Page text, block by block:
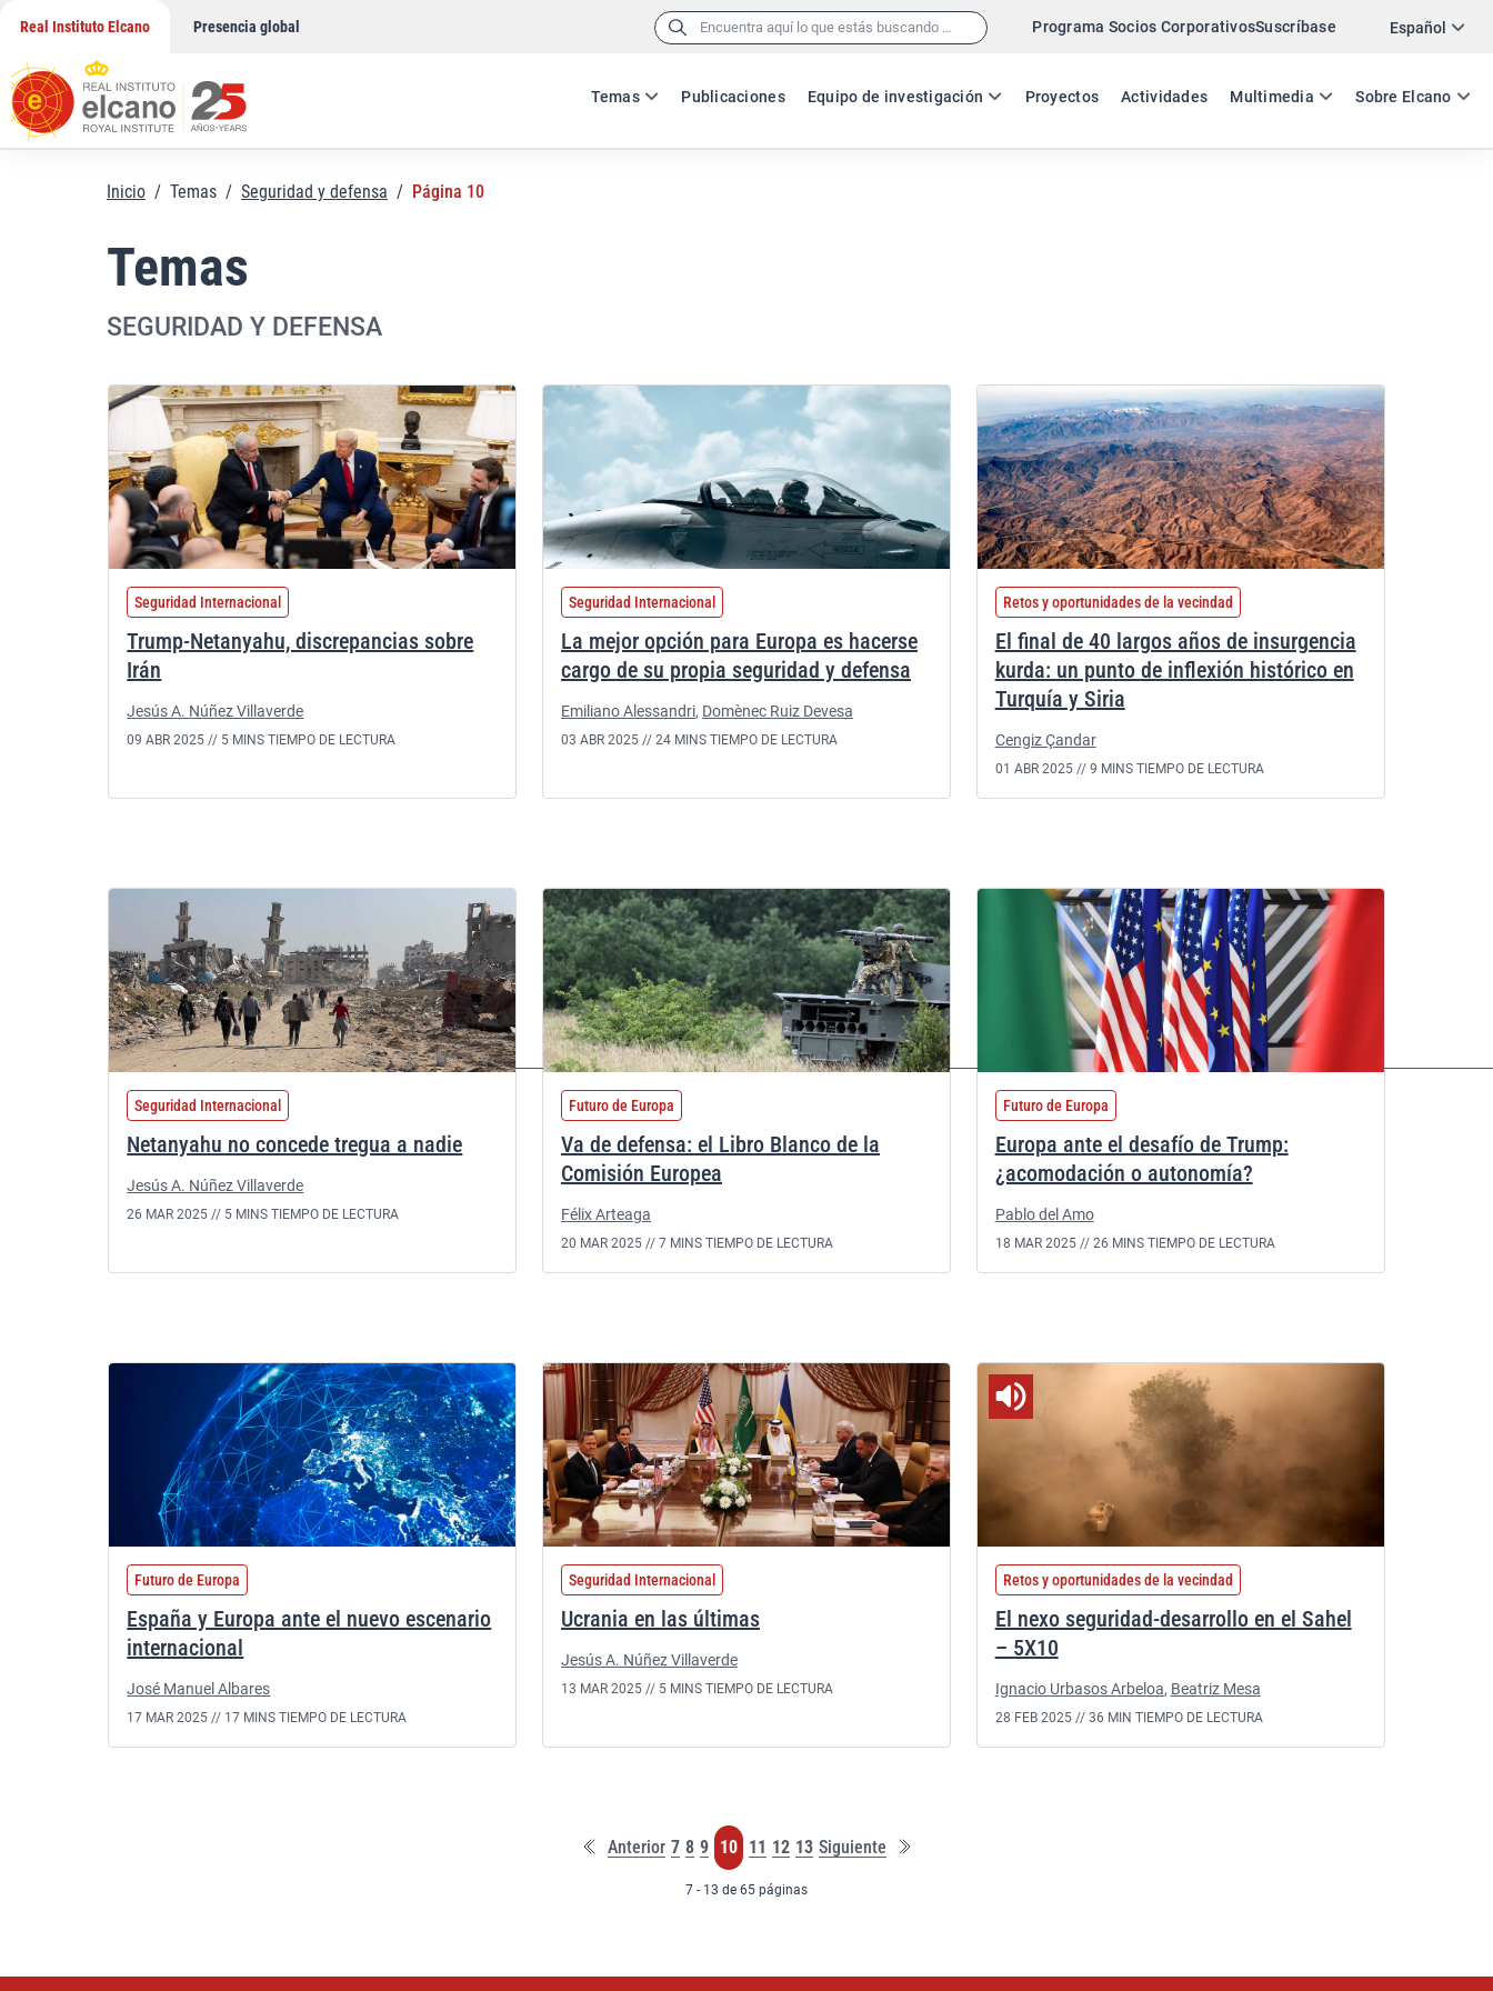
contenido
Real Instituto Elcano Presencia global Buscar: Programa Socios CorporativosSuscríbase Español
ES EN
Temas Publicaciones Equipo de investigación Proyectos Actividades Multimedia Sobre Elcano
Inicio / Temas / Seguridad y defensa / Página 10
Temas
SEGURIDAD Y DEFENSA
Seguridad Internacional
Trump-Netanyahu, discrepancias sobre
Irán
Jesús A. Núñez Villaverde
09 ABR 2025 // 5 MINS TIEMPO DE LECTURA
Seguridad Internacional
La mejor opción para Europa es hacerse
cargo de su propia seguridad y defensa
Emiliano Alessandri, Domènec Ruiz Devesa
03 ABR 2025 // 24 MINS TIEMPO DE LECTURA
Retos y oportunidades de la vecindad
El final de 40 largos años de insurgencia
kurda: un punto de inflexión histórico en
Turquía y Siria
Cengiz Çandar
01 ABR 2025 // 9 MINS TIEMPO DE LECTURA
Seguridad Internacional
Netanyahu no concede tregua a nadie
Jesús A. Núñez Villaverde
26 MAR 2025 // 5 MINS TIEMPO DE LECTURA
Futuro de Europa
Va de defensa: el Libro Blanco de la
Comisión Europea
Félix Arteaga
20 MAR 2025 // 7 MINS TIEMPO DE LECTURA
Futuro de Europa
Europa ante el desafío de Trump:
¿acomodación o autonomía?
Pablo del Amo
18 MAR 2025 // 26 MINS TIEMPO DE LECTURA
Futuro de Europa
España y Europa ante el nuevo escenario
internacional
José Manuel Albares
17 MAR 2025 // 17 MINS TIEMPO DE LECTURA
Seguridad Internacional
Ucrania en las últimas
Jesús A. Núñez Villaverde
13 MAR 2025 // 5 MINS TIEMPO DE LECTURA
Retos y oportunidades de la vecindad
El nexo seguridad-desarrollo en el Sahel
– 5X10
Ignacio Urbasos Arbeloa, Beatriz Mesa
28 FEB 2025 // 36 MIN TIEMPO DE LECTURA
Primera
página
Anterior Página
7 Página
8 Página
9 Página
10 Página
11 Página
12 Página
13 Siguiente
Última
página
7 - 13 de 65 páginas